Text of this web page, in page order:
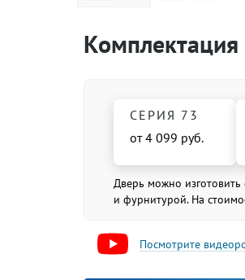
Комплектация
СЕРИЯ 73
от 4 099 руб.
Дверь можно изготовить
и фурнитурой. На
Посмотрите